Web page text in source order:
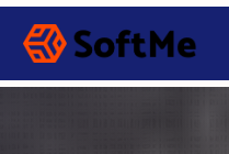
S
p